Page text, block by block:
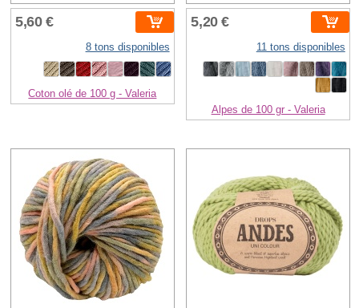
5,60 €
8 tons disponibles
Coton olé de 100 g - Valeria
5,20 €
11 tons disponibles
Alpes de 100 gr - Valeria